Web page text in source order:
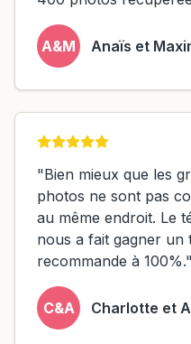
A&M Anaïs et
"Bien mieux que les
photos ne sont pas
au même endroit. Le
nous a fait gagner un
recommande à 100%."
C&A Charlotte et